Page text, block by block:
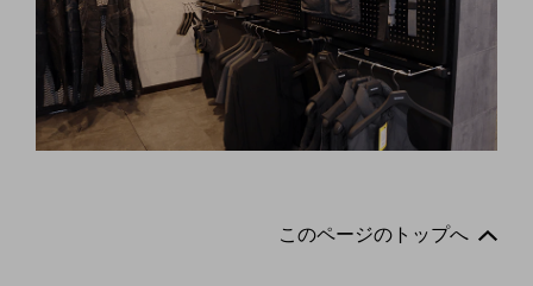
小売・卸売業
運輸業
建設業
地域産業
このページのトップへ